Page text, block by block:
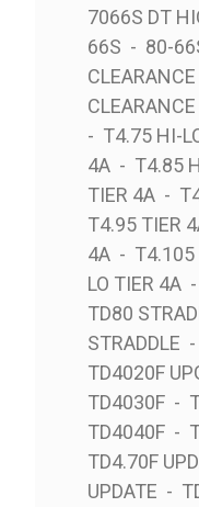
7066S DT
66S - 80-
- T4.75 HI-
4A - T4.85
TIER 4A -
T4.95 TIER
4A - T4.105
LO TIER 4A
TD80
STRADDLE
TD4020F
TD4030F -
TD4040F -
TD4.70F
UPDATE -